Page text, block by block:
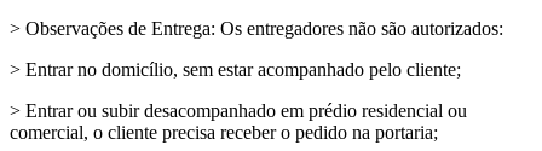
> Observações de Entrega: Os entregadores não são autorizados:
> Entrar no domicílio, sem estar acompanhado pelo cliente;
> Entrar ou subir desacompanhado em prédio residencial ou
comercial, o cliente precisa receber o pedido na portaria;